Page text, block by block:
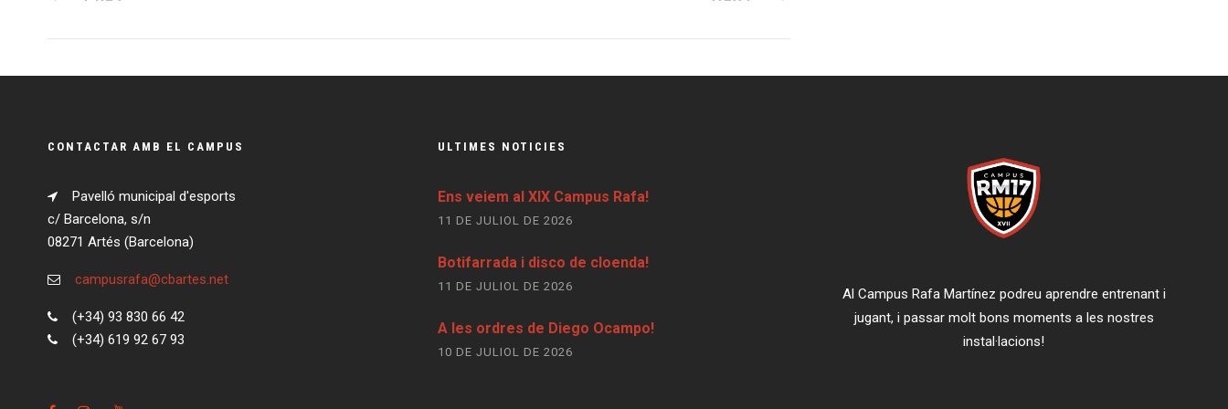
CONTACTAR AMB EL CAMPUS
Pavelló municipal d'esports
c/ Barcelona, s/n
08271 Artés (Barcelona)
campusrafa@cbartes.net
(+34) 93 830 66 42
(+34) 619 92 67 93
ULTIMES NOTICIES
Ens veiem al XIX Campus Rafa!
11 DE JULIOL DE 2026
Botifarrada i disco de cloenda!
11 DE JULIOL DE 2026
A les ordres de Diego Ocampo!
10 DE JULIOL DE 2026
Al Campus Rafa Martínez podreu aprendre entrenant i
jugant, i passar molt bons moments a les nostres
instal·lacions!